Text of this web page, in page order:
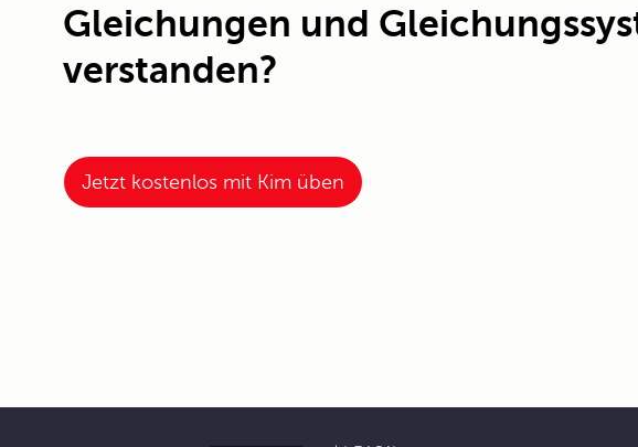
Gleichungen und
verstanden?
Jetzt kostenlos mit Kim üben